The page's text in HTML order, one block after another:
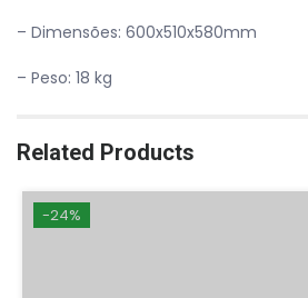
– Dimensões: 600x510x580mm
– ⁠Peso: 18 kg
Related Products
-24%